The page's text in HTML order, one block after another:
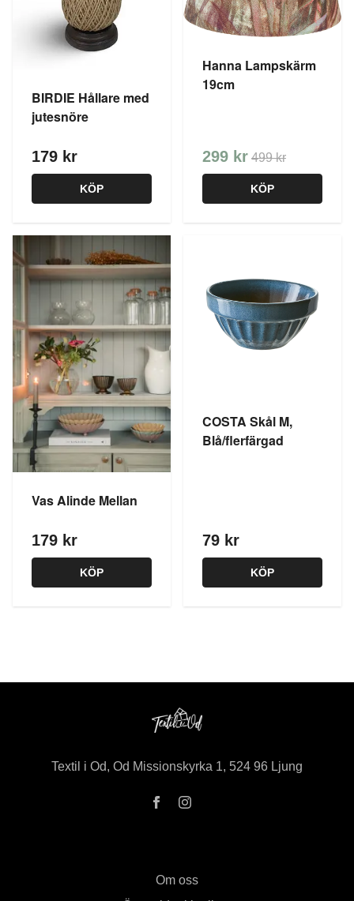
BIRDIE Hållare med
jutesnöre
179 kr
KÖP
Hanna Lampskärm
19cm
299 kr 499 kr
KÖP
Vas Alinde Mellan
179 kr
KÖP
COSTA Skål M,
Blå/flerfärgad
79 kr
KÖP
Textil i Od, Od Missionskyrka 1, 524 96 Ljung
Om oss